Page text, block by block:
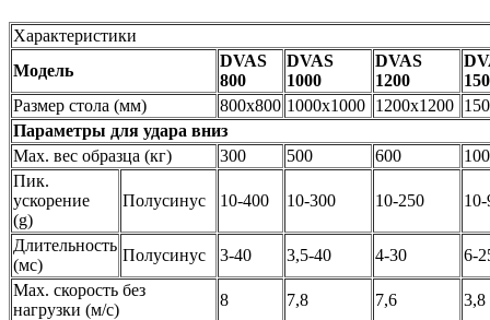
Характеристики
Модель
DVAS
800
DVAS
1000
DVAS
1200
Размер стола (мм)
800х800 1000х1000 1200х1200
Параметры для удара вниз
Max. вес образца (кг)
300 500 600
Пик.
ускорение
(g)
Полусинус 10-400 10-300 10-250
Длительность
(мс)
Полусинус 3-40 3,5-40 4-30
6-
Max. скорость без
нагрузки (м/с)
8 7,8 7,6
3,8